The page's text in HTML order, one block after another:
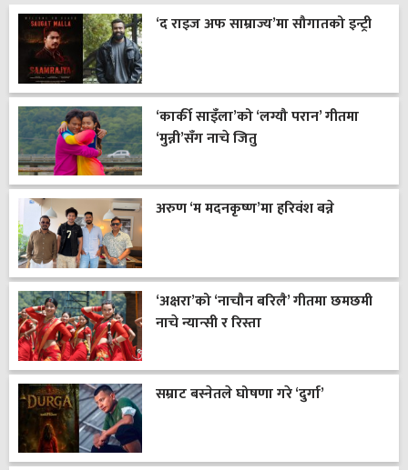
‘द राइज अफ साम्राज्य’मा सौगातको इन्ट्री
‘कार्की साइँला’को ‘लग्यौ परान’ गीतमा
‘मुन्नी’सँग नाचे जितु
अरुण ‘म मदनकृष्ण’मा हरिवंश बन्ने
‘अक्षरा’को ‘नाचौन बरिलै’ गीतमा छमछमी
नाचे न्यान्सी र रिस्ता
सम्राट बस्नेतले घोषणा गरे ‘दुर्गा’